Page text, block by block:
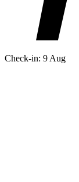
Check-in: 9 Aug